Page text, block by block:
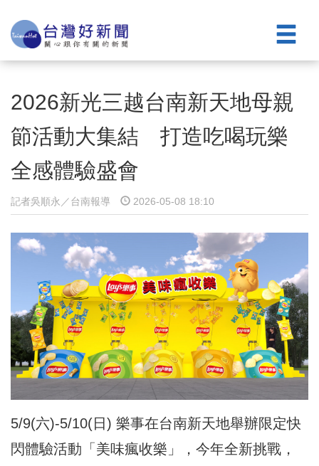
2026新光三越台南新天地母親
節活動大集結 打造吃喝玩樂
全感體驗盛會
記者吳順永／台南報導 2026-05-08 18:10
5/9(六)-5/10(日) 樂事在台南新天地舉辦限定快
閃體驗活動「美味瘋收樂」，今年全新挑戰，